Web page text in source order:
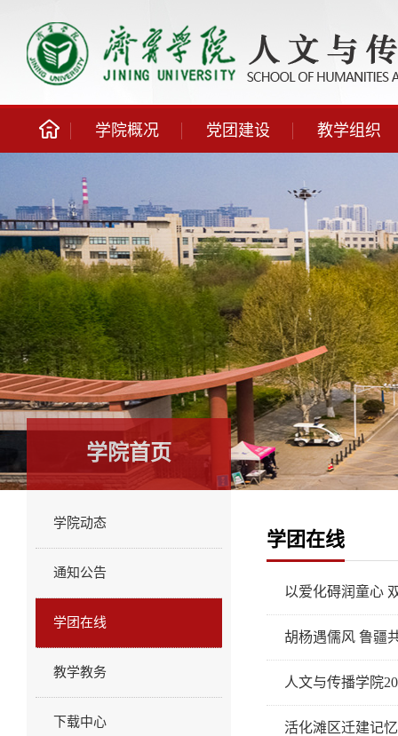
学院概况 党团建设 教学组织
学院首页
学院动态
通知公告
学团在线
教学教务
下载中心
学团在线
以爱化碍润童心
胡杨遇儒风 鲁疆
人文与传播学院
活化滩区迁建记